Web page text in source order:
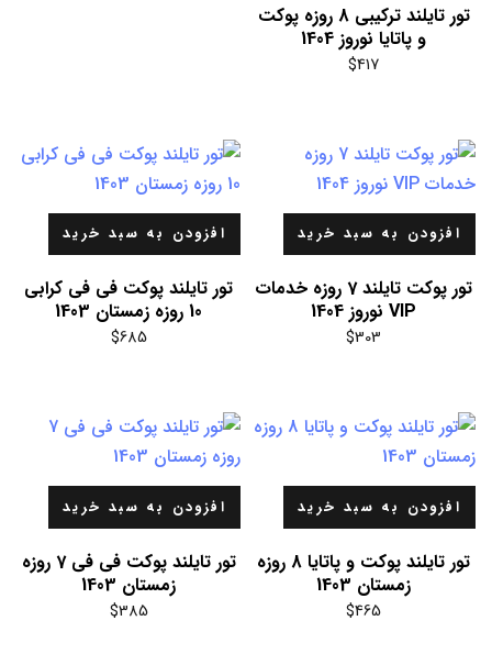
تور تایلند ترکیبی 8 روزه پوکت
و پاتایا نوروز 1404
$417
افزودن به سبد خرید
تور پوکت تایلند 7 روزه خدمات
VIP نوروز 1404
$303
افزودن به سبد خرید
تور تایلند پوکت فی فی کرابی
10 روزه زمستان 1403
$685
افزودن به سبد خرید
تور تایلند پوکت و پاتایا 8 روزه
زمستان 1403
$465
افزودن به سبد خرید
تور تایلند پوکت فی فی 7 روزه
زمستان 1403
$385